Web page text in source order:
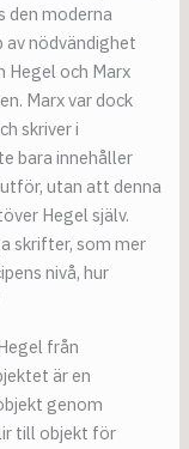
den moderna
av nödvändighet
Hegel och Marx
Marx var dock
skriver i
bara innehåller
utan att denna
Hegel själv.
skrifter, som mer
nivå, hur
från
är en
genom
till objekt för